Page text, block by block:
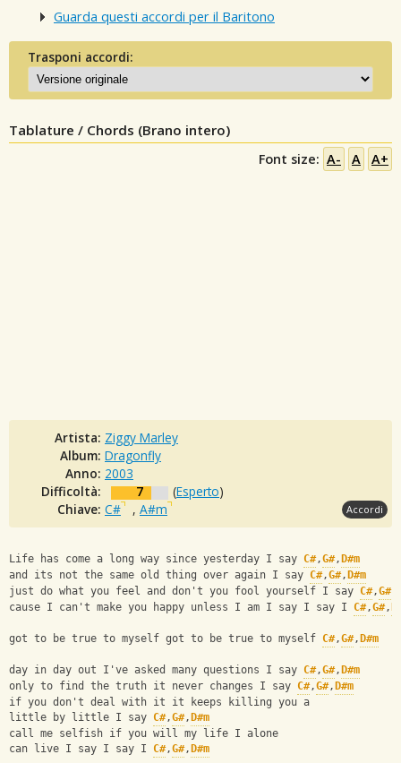
Guarda questi accordi per il Baritono
Trasponi accordi:
Tablature / Chords (Brano intero)
Font size: A- A A+
Artista: Ziggy Marley
Album: Dragonfly
Anno: 2003
Difficoltà:
7 (Esperto)
Chiave: C# , A#m Accordi
Life has come a long way since yesterday I say C#,G#, D#m
and its not the same old thing over again I say C#,G#, D#m
just do what you feel and don't you fool yourself I say C#,G#,
cause I can't make you happy unless I am I say I say I C#,G#,
got to be true to myself got to be true to myself C#,G#, D#m
day in day out I've asked many questions I say C#,G#, D#m
only to find the truth it never changes I say C#,G#, D#m
if you don't deal with it it keeps killing you a
little by little I say C#,G#, D#m
call me selfish if you will my life I alone
can live I say I say I C#,G#, D#m